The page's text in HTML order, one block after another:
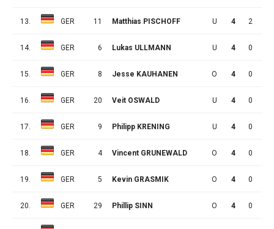
13. GER 11 Matthias PISCHOFF U 4 2
14. GER 6 Lukas ULLMANN U 4 0
15. GER 8 Jesse KAUHANEN O 4 0
16. GER 20 Veit OSWALD U 4 0
17. GER 9 Philipp KRENING U 4 0
18. GER 4 Vincent GRUNEWALD O 4 0
19. GER 5 Kevin GRASMIK O 4 0
20. GER 29 Phillip SINN O 4 0